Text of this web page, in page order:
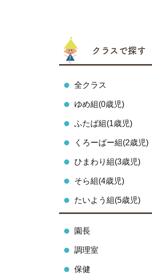
クラスで探す
全クラス
ゆめ組(0歳児)
ふたば組(1歳児)
くろーばー組(2歳児)
ひまわり組(3歳児)
そら組(4歳児)
たいよう組(5歳児)
園長
調理室
保健